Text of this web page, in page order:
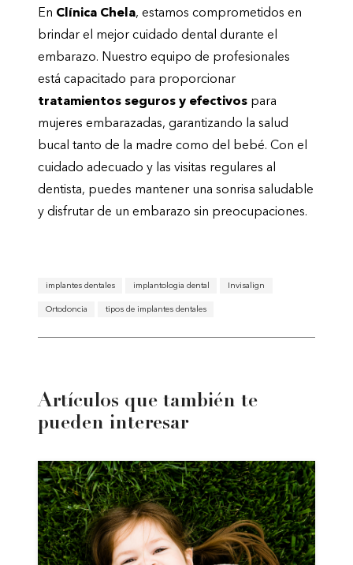
En Clínica Chela, estamos comprometidos en
brindar el mejor cuidado dental durante el
embarazo. Nuestro equipo de profesionales
está capacitado para proporcionar
tratamientos seguros y efectivos para
mujeres embarazadas, garantizando la salud
bucal tanto de la madre como del bebé. Con el
cuidado adecuado y las visitas regulares al
dentista, puedes mantener una sonrisa saludable
y disfrutar de un embarazo sin preocupaciones.
implantes dentales implantologia dental Invisalign
Ortodoncia tipos de implantes dentales
Artículos que también te
pueden interesar